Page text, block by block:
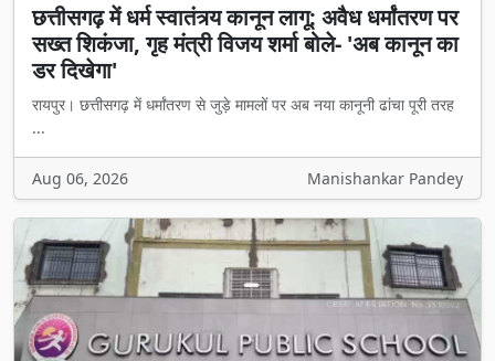
छत्तीसगढ़ में धर्म स्वातंत्र्य कानून लागू: अवैध धर्मांतरण पर
सख्त शिकंजा, गृह मंत्री विजय शर्मा बोले- 'अब कानून का
डर दिखेगा'
रायपुर। छत्तीसगढ़ में धर्मांतरण से जुड़े मामलों पर अब नया कानूनी ढांचा पूरी तरह
...
Aug 06, 2026 Manishankar Pandey